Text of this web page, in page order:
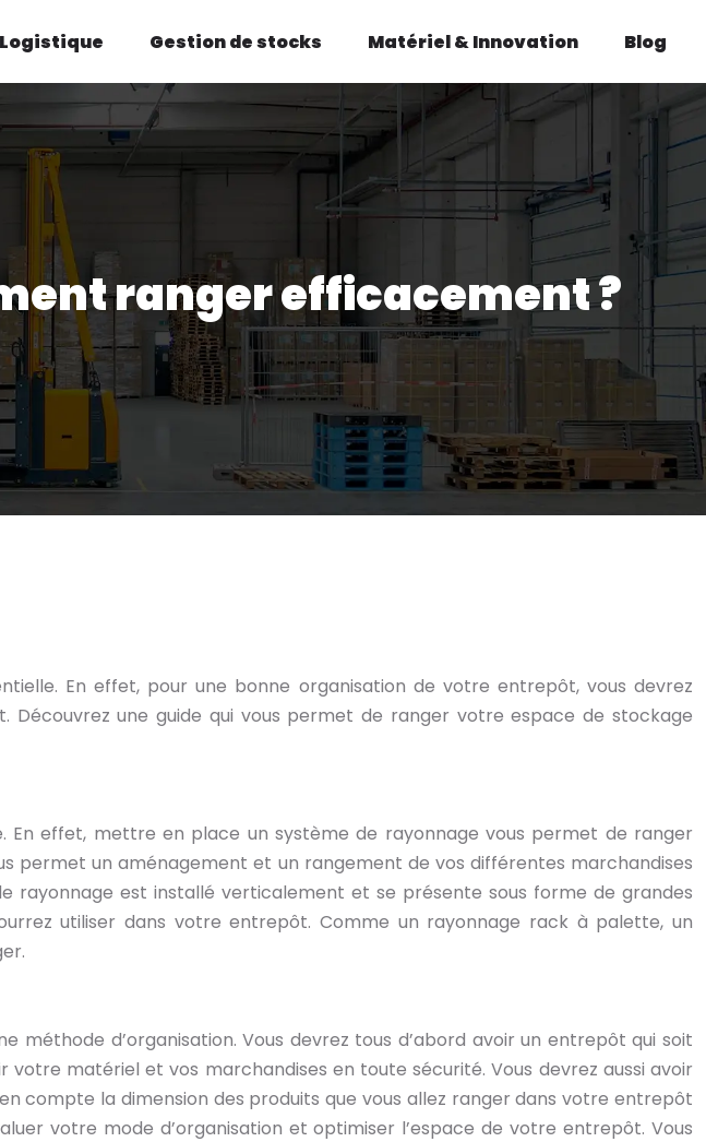
Logistique Gestion de stocks Matériel & Innovation Blog
ranger efficacement ?
En effet, pour une bonne organisation de votre entrepôt, vous devrez
une guide qui vous permet de ranger votre espace de stockage
En effet, mettre en place un système de rayonnage vous permet de ranger
permet un aménagement et un rangement de vos différentes marchandises
rayonnage est installé verticalement et se présente sous forme de grandes
utiliser dans votre entrepôt. Comme un rayonnage rack à palette, un
d’organisation. Vous devrez tous d’abord avoir un entrepôt qui soit
matériel et vos marchandises en toute sécurité. Vous devrez aussi avoir
compte la dimension des produits que vous allez ranger dans votre entrepôt
votre mode d’organisation et optimiser l’espace de votre entrepôt. Vous